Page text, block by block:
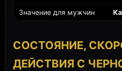
СОСТОЯНИЕ,
ДЕЙСТВИЯ С